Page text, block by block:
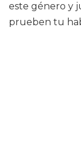
este género y
prueben tu